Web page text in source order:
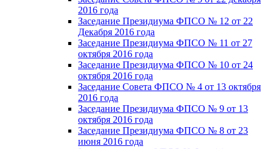
2016 года
Заседание Президиума ФПСО № 12 от 22
Декабря 2016 года
Заседание Президиума ФПСО № 11 от 27
октября 2016 года
Заседание Президиума ФПСО № 10 от 24
октября 2016 года
Заседание Совета ФПСО № 4 от 13 октября
2016 года
Заседание Президиума ФПСО № 9 от 13
октября 2016 года
Заседание Президиума ФПСО № 8 от 23
июня 2016 года